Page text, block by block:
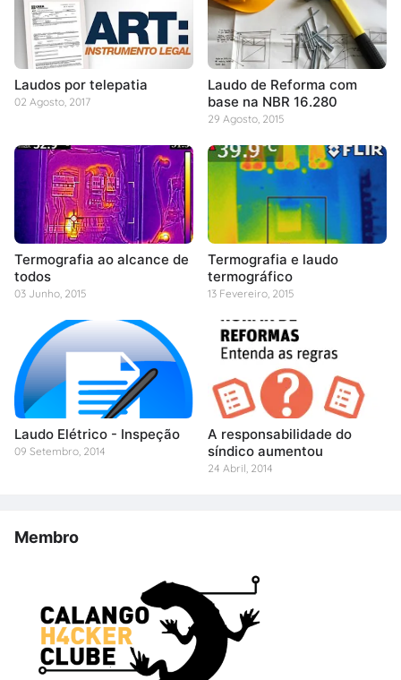
Laudos por telepatia
02 Agosto, 2017
Laudo de Reforma com
base na NBR 16.280
29 Agosto, 2015
Termografia ao alcance de
todos
03 Junho, 2015
Termografia e laudo
termográfico
13 Fevereiro, 2015
Laudo Elétrico - Inspeção
09 Setembro, 2014
A responsabilidade do
síndico aumentou
24 Abril, 2014
Membro